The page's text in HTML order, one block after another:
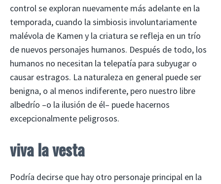
control se exploran nuevamente más adelante en la
temporada, cuando la simbiosis involuntariamente
malévola de Kamen y la criatura se refleja en un trío
de nuevos personajes humanos. Después de todo, los
humanos no necesitan la telepatía para subyugar o
causar estragos. La naturaleza en general puede ser
benigna, o al menos indiferente, pero nuestro libre
albedrío –o la ilusión de él– puede hacernos
excepcionalmente peligrosos.
viva la vesta
Podría decirse que hay otro personaje principal en la